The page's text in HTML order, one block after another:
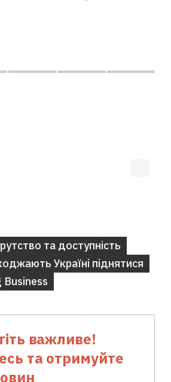
та доступність
Україні піднятися
Business
важливе!
та отримуйте